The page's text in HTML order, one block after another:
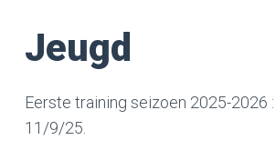
Jeugd
Eerste training seizoen 2025-2026
11/9/25.